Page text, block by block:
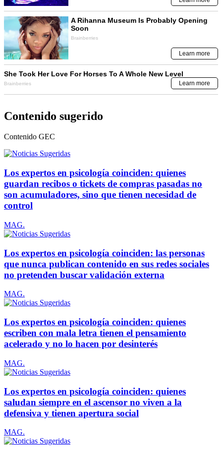
Contenido sugerido
Contenido GEC
Los expertos en psicología coinciden: quienes
guardan recibos o tickets de compras pasadas no
son acumuladores, sino que tienen necesidad de
control
MAG.
Los expertos en psicología coinciden: las personas
que nunca publican contenido en sus redes sociales
no pretenden buscar validación externa
MAG.
Los expertos en psicología coinciden: quienes
escriben con mala letra tienen el pensamiento
acelerado y no lo hacen por desinterés
MAG.
Los expertos en psicología coinciden: quienes
saludan siempre en el ascensor no viven a la
defensiva y tienen apertura social
MAG.